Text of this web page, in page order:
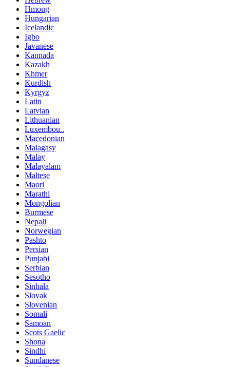
Hmong
Hungarian
Icelandic
Igbo
Javanese
Kannada
Kazakh
Khmer
Kurdish
Kyrgyz
Latin
Latvian
Lithuanian
Luxembou..
Macedonian
Malagasy
Malay
Malayalam
Maltese
Maori
Marathi
Mongolian
Burmese
Nepali
Norwegian
Pashto
Persian
Punjabi
Serbian
Sesotho
Sinhala
Slovak
Slovenian
Somali
Samoan
Scots Gaelic
Shona
Sindhi
Sundanese